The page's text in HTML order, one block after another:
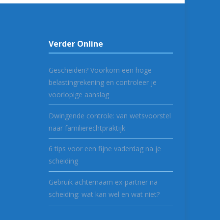
Verder Online
Gescheiden? Voorkom een hoge
belastingrekening en controleer je
voorlopige aanslag
Dwingende controle: van wetsvoorstel
naar familierechtpraktijk
6 tips voor een fijne vaderdag na je
scheiding
Gebruik achternaam ex-partner na
scheiding: wat kan wel en wat niet?